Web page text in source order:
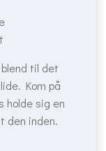
til det
Kom på
holde sig en
den inden.